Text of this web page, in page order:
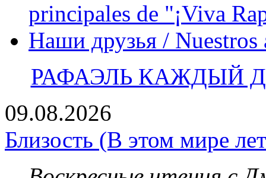
principales de "¡Viva
Наши друзья / Nuestros
РАФАЭЛЬ КАЖДЫЙ
09.08.2026
Близость (В этом мире